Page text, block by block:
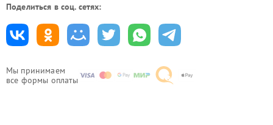
Мы принимаем
все формы оплаты
Поделиться в соц. сетях: